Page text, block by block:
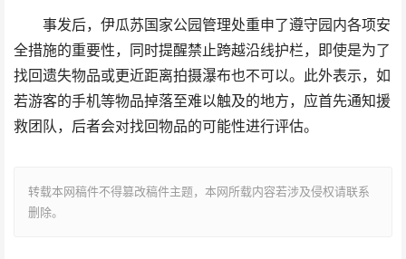
事发后，伊瓜苏国家公园管理处重申了遵守园内各项安
全措施的重要性，同时提醒禁止跨越沿线护栏，即使是为了
找回遗失物品或更近距离拍摄瀑布也不可以。此外表示，如
若游客的手机等物品掉落至难以触及的地方，应首先通知援
救团队，后者会对找回物品的可能性进行评估。
转载本网稿件不得篡改稿件主题，本网所载内容若涉及侵权请联系
删除。